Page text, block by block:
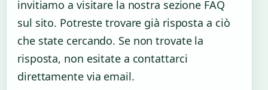
invitiamo a visitare la nostra sezione FAQ
sul sito. Potreste trovare già risposta a ciò
che state cercando. Se non trovate la
risposta, non esitate a contattarci
direttamente via email.